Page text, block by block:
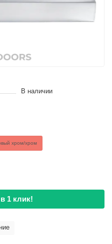
В наличии
хром/хром
1 клик!